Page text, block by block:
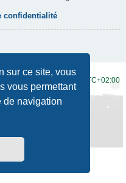
sur ce site, vous
vous permettant
de navigation
confidentialité
UTC+02:00
© phpBB Limited